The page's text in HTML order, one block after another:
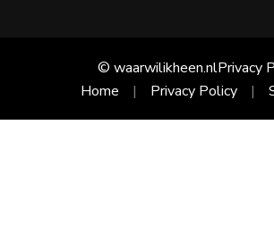
© waarwilikheen.nlPrivacy
Home
Privacy Policy